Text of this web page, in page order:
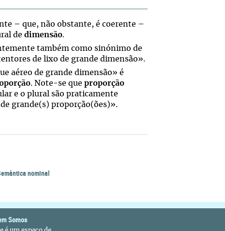
– que, não obstante, é coerente –
de dimensão.
também como sinónimo de
de lixo de grande dimensão».
aéreo de grande dimensão» é
. Note-se que proporção
e o plural são praticamente
grande(s) proporção(ões)».
nominal
Somos